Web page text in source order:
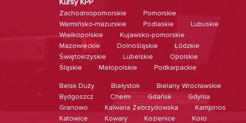
Kursy KPP
Zachodniopomorskie
Pomorskie
Warmińsko-mazurskie
Podlaskie
Lubuskie
Wielkopolskie
Kujawsko-pomorskie
Mazowieckie
Dolnośląskie
Łódzkie
Świętokrzyskie
Lubelskie
Opolskie
Śląskie
Małopolskie Podkarpackie
Belsk Duży Białystok
Bielany Wrocławskie
Bydgoszcz
Chełm Gdańsk
Gdynia
Granowo
Kalwaria Zebrzydowska
Kampinos
Katowice
Kowary Kozienice
Koło